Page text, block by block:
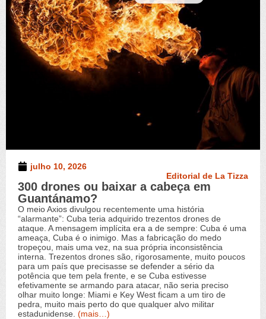
julho 10, 2026
Editorial de La Tizza
300 drones ou baixar a cabeça em
Guantánamo?
O meio Axios divulgou recentemente uma história
“alarmante”: Cuba teria adquirido trezentos drones de
ataque. A mensagem implícita era a de sempre: Cuba é uma
ameaça, Cuba é o inimigo. Mas a fabricação do medo
tropeçou, mais uma vez, na sua própria inconsistência
interna. Trezentos drones são, rigorosamente, muito poucos
para um país que precisasse se defender a sério da
potência que tem pela frente, e se Cuba estivesse
efetivamente se armando para atacar, não seria preciso
olhar muito longe: Miami e Key West ficam a um tiro de
pedra, muito mais perto do que qualquer alvo militar
estadunidense. (mais…)